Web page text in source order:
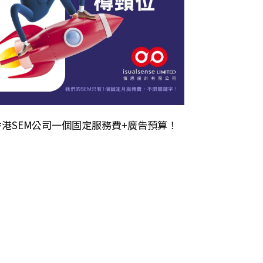
SEM公司一個固定服務費+廣告預算！